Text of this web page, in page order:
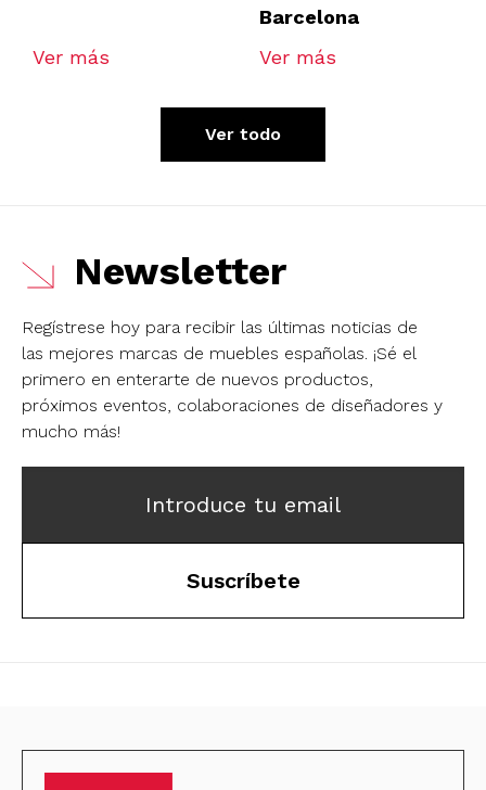
Ver más
Barcelona
Ver más
Ver todo
Newsletter
Regístrese hoy para recibir las últimas noticias de
las mejores marcas de muebles españolas. ¡Sé el
primero en enterarte de nuevos productos,
próximos eventos, colaboraciones de diseñadores y
mucho más!
Introduce tu email
Suscríbete